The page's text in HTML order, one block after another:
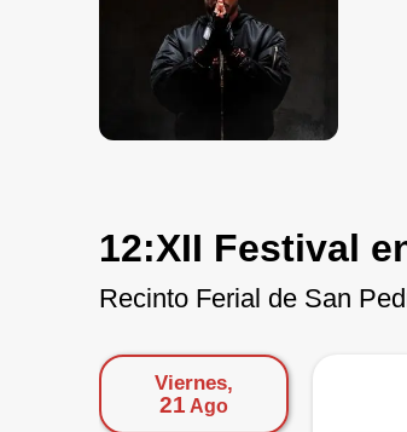
12:XII Festival
Recinto Ferial de San
Viernes,
21 Ago